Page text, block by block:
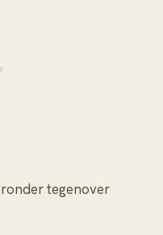
tegenover